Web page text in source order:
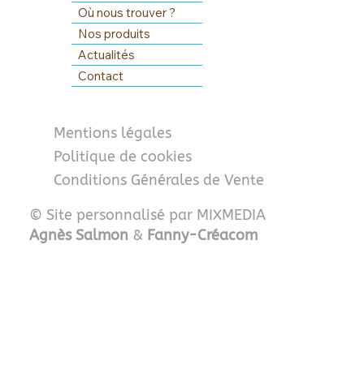
Où nous trouver ?
Nos produits
Actualités
Contact
Mentions légales
Politique de cookies
Conditions Générales de Vente
© Site personnalisé par MIXMEDIA
Agnès Salmon & Fanny-Créacom